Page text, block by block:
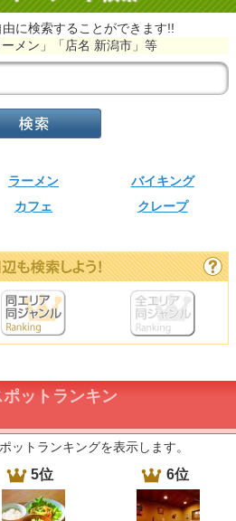
に検索することができます!!
メン」「店名 新潟市」等
ラーメン
バイキング
カフェ クレープ
ットランキン
ットランキングを表示します。
5位 6位